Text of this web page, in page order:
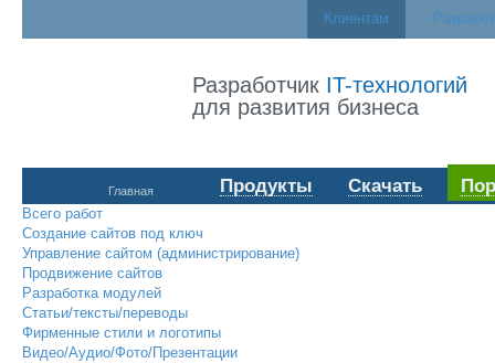
Клиентам
Разработчик IT-технологий
для развития бизнеса
Главная Продукты Скачать
Всего работ
Создание сайтов под ключ
Управление сайтом (администрирование)
Продвижение сайтов
Разработка модулей
Статьи/тексты/переводы
Фирменные стили и логотипы
Видео/Аудио/Фото/Презентации